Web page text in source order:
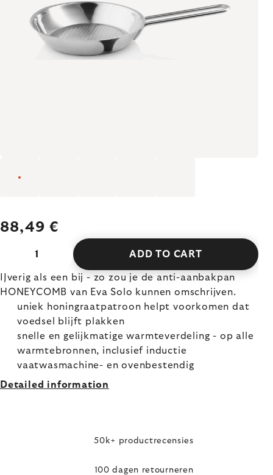
88,49 €
ADD TO CART
IJverig als een bij - zo zou je de anti-aanbakpan
HONEYCOMB van Eva Solo kunnen omschrijven.
uniek honingraatpatroon helpt voorkomen dat
voedsel blijft plakken
snelle en gelijkmatige warmteverdeling - op alle
warmtebronnen, inclusief inductie
vaatwasmachine- en ovenbestendig
Detailed information
50k+ productrecensies
100 dagen retourneren